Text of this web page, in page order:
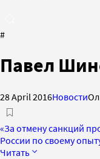
#
Павел
28 April 2016Новости
«За отмену санкций
России по своему
Читать